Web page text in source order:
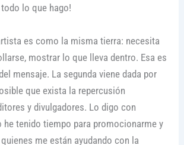
lo que hago!
es como la misma tierra: necesita
mostrar lo que lleva dentro. Esa es
mensaje. La segunda viene dada por
que exista la repercusión
y divulgadores. Lo digo con
he tenido tiempo para promocionarme y
me están ayudando con la